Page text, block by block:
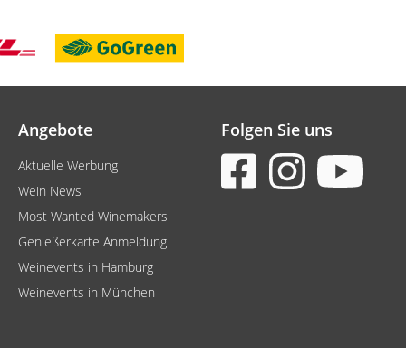
Angebote
Aktuelle Werbung
Wein News
Most Wanted Winemakers
Genießerkarte Anmeldung
Weinevents in Hamburg
Weinevents in München
Folgen Sie uns